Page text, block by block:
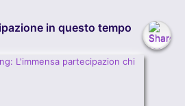
in questo tempo